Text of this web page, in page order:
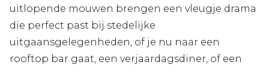
uitlopende mouwen brengen een vleugje drama
die perfect past bij stedelijke
uitgaansgelegenheden, of je nu naar een
rooftop bar gaat, een verjaardagsdiner, of een